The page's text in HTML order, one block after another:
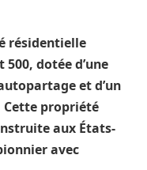
résidentielle
dotée d’une
et d’un
Cette propriété
aux États-
avec